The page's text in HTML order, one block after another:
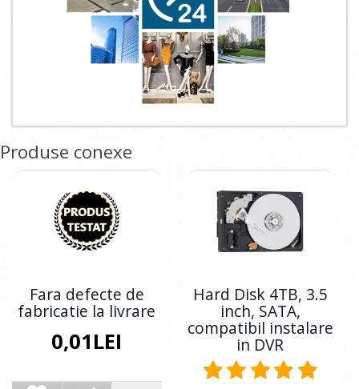
Produse conexe
Fara defecte de
fabricatie la livrare
0,01LEI
Hard Disk 4TB, 3.5
inch, SATA,
compatibil instalare
in DVR